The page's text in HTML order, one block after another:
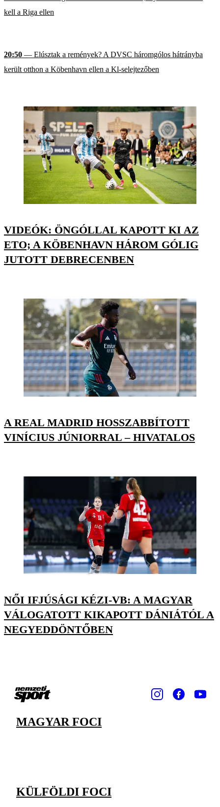
kell a Riga ellen
20:50 — Elúsztak a remények? A DVSC háromgólos hátrányba
került otthon a Köbenhavn ellen a Kl-selejtezőben
VIDEÓK: ÖNGÓLLAL KAPOTT KI AZ
ETO; A KÖBENHAVN HÁROM GÓLIG
JUTOTT DEBRECENBEN
A REAL MADRID HOSSZABBÍTOTT
VINÍCIUS JÚNIORRAL – HIVATALOS
NŐI IFJÚSÁGI KÉZI-VB: A MAGYAR
VÁLOGATOTT KIKAPOTT DÁNIÁTÓL A
NEGYEDDÖNTŐBEN
MAGYAR FOCI
KÜLFÖLDI FOCI